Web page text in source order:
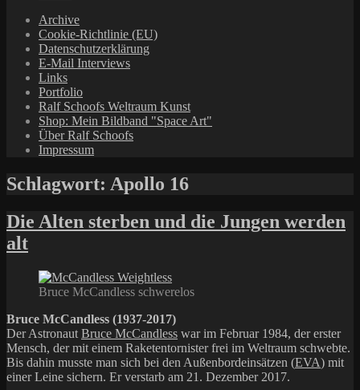
Archive
Cookie-Richtlinie (EU)
Datenschutzerklärung
E-Mail Interviews
Links
Portfolio
Ralf Schoofs Weltraum Kunst
Shop: Mein Bildband "Space Art"
Über Ralf Schoofs
Impressum
Schlagwort: Apollo 16
Die Alten sterben und die Jungen werden
alt
Bruce McCandless schwerelos
Bruce McCandless (1937-2017)
Der Astronaut Bruce McCandless war im Februar 1984, der erster
Mensch, der mit einem Raketentornister frei im Weltraum schwebte.
Bis dahin musste man sich bei den Außenbordeinsätzen (EVA) mit
einer Leine sichern. Er verstarb am 21. Dezember 2017.